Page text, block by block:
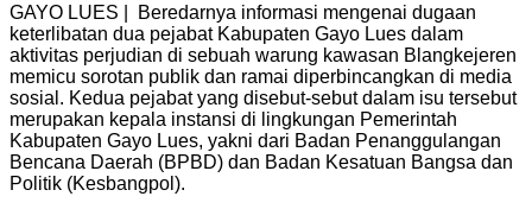
GAYO LUES | Beredarnya informasi mengenai dugaan
keterlibatan dua pejabat Kabupaten Gayo Lues dalam
aktivitas perjudian di sebuah warung kawasan Blangkejeren
memicu sorotan publik dan ramai diperbincangkan di media
sosial. Kedua pejabat yang disebut-sebut dalam isu tersebut
merupakan kepala instansi di lingkungan Pemerintah
Kabupaten Gayo Lues, yakni dari Badan Penanggulangan
Bencana Daerah (BPBD) dan Badan Kesatuan Bangsa dan
Politik (Kesbangpol).